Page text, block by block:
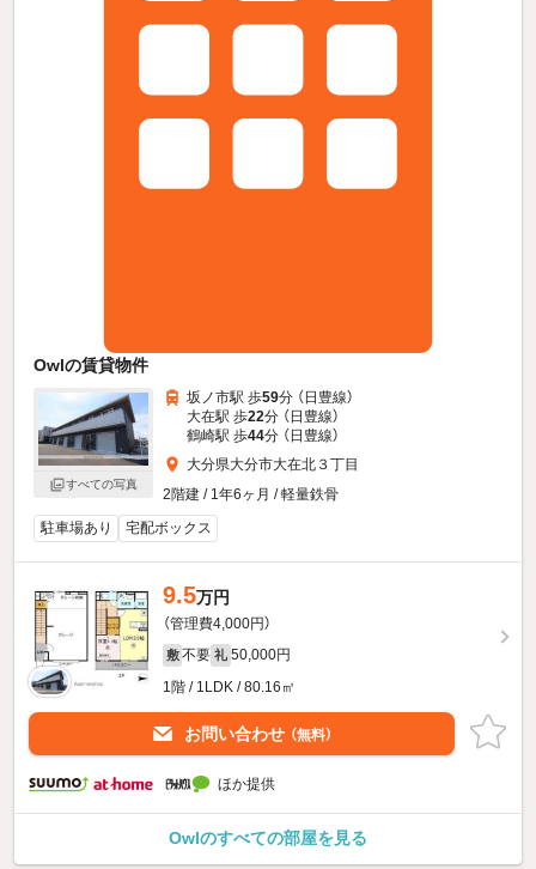
Owlの賃貸物件
すべての写真
坂ノ市駅 歩59分 （日豊線）
大在駅 歩22分 （日豊線）
鶴崎駅 歩44分 （日豊線）
大分県大分市大在北３丁目
2階建 / 1年6ヶ月 / 軽量鉄骨
駐車場あり
宅配ボックス
9.5万円
（管理費4,000円）
敷 不要 礼 50,000円
1階 / 1LDK / 80.16㎡
お問い合わせ （無料）
ほか提供
Owlのすべての部屋を見る